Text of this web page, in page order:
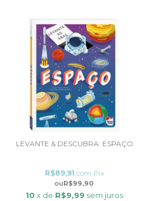
LEVANTE & DESCUBRA: ESPAÇO
R$99,90
R$89,91 com Pix
10 x de R$9,99 sem juros